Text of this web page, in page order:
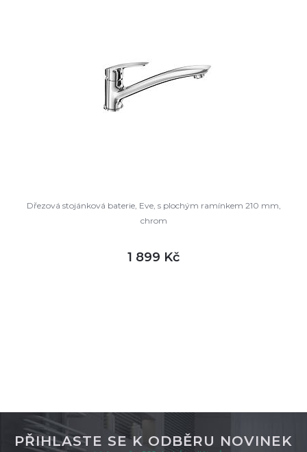
Dřezová stojánková baterie, Eve, s plochým ramínkem 210 mm,
chrom
1 899 Kč
PŘIHLASTE SE K ODBĚRU NOVINEK